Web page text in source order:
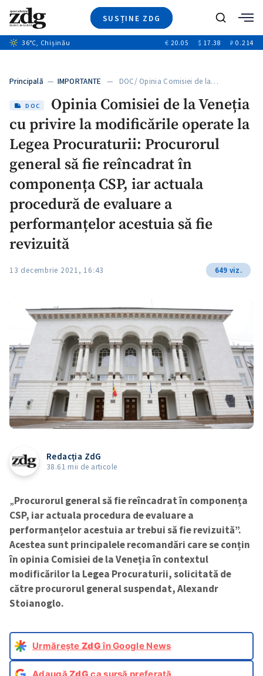
SUSȚINE ZDG
Ştiri
+11
Special
ZdGust
Caută
36°C, Chișinău € 20.05 $ 17.38 ₽ 0.214
Principală — IMPORTANTE — DOC/ Opinia Comisiei de la…
DOC
Opinia Comisiei de la Veneția
cu privire la modificările operate la
Legea Procuraturii: Procurorul
general să fie reîncadrat în
componența CSP, iar actuala
procedură de evaluare a
performanțelor acestuia să fie
revizuită
13 decembrie 2021, 16:43 649 viz.
Redacția ZdG
38.61 mii de articole
„Procurorul general să fie reîncadrat în componența
CSP, iar actuala procedura de evaluare a
performanțelor acestuia ar trebui să fie revizuită”.
Acestea sunt principalele recomandări care se conțin
în opinia Comisiei de la Veneția în contextul
modificărilor la Legea Procuraturii, solicitată de
către procurorul general suspendat, Alexandr
Stoianoglo.
Urmărește ZdGîn Google News
AdaugăZdG ca sursă preferată